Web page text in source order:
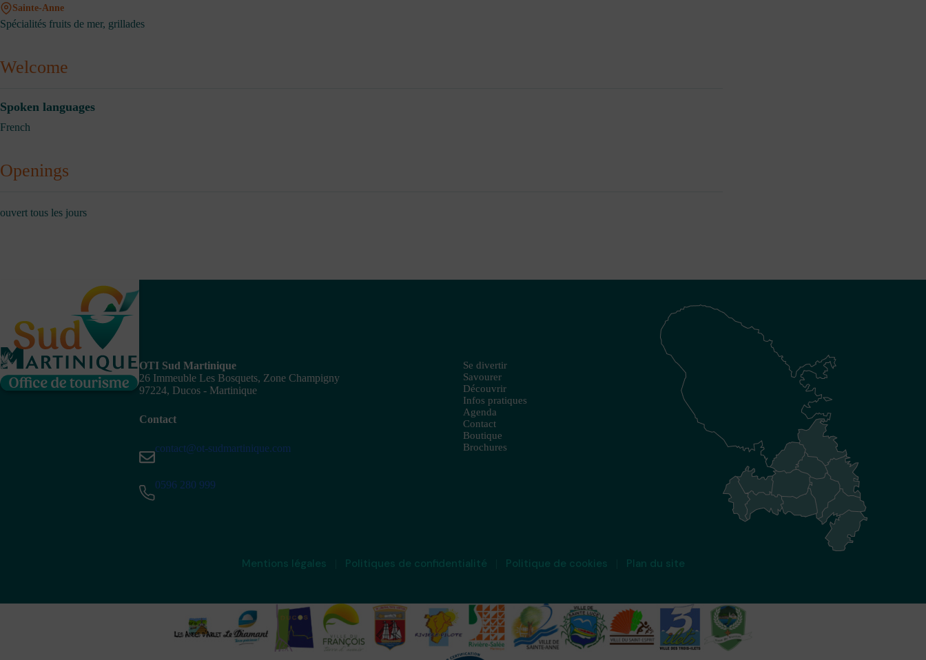
Sainte-Anne
Spécialités fruits de mer, grillades
Welcome
Spoken languages
French
Openings
ouvert tous les jours
OTI Sud Martinique
26 Immeuble Les Bosquets, Zone Champigny
97224, Ducos - Martinique
Contact
contact@ot-sudmartinique.com
0596 280 999
Se divertir
Savourer
Découvrir
Infos pratiques
Agenda
Contact
Boutique
Brochures
Mentions légales Politiques de confidentialité Politique de cookies Plan du site